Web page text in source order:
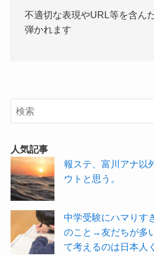
不適切な表現やURL等を含ん
弾かれます
人気記事
報ステ、富川アナ以
ウトと思う。
中学受験にハマりす
のこと→友だちが多
て考えるのは日本人